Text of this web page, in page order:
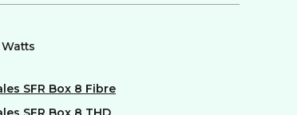
SFR Box 8 Fibre